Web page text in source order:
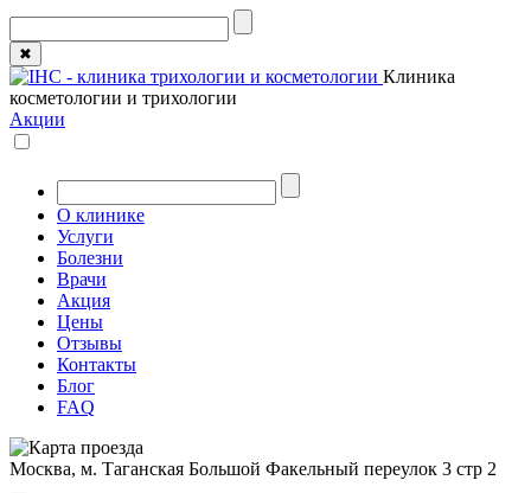
✖
Клиника
косметологии и трихологии
Акции
О клинике
Услуги
Болезни
Врачи
Акция
Цены
Отзывы
Контакты
Блог
FAQ
Москва, м. Таганская Большой Факельный переулок 3 стр 2